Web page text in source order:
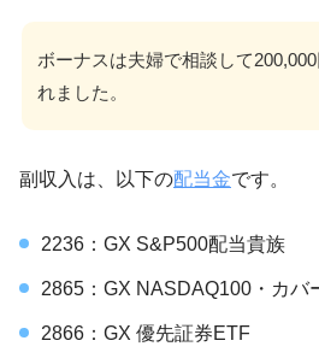
ボーナスは夫婦で相談して
れました。
副収入は、以下の配当金です。
2236：GX S&P500配当貴族
2865：GX NASDAQ100・カバ
2866：GX 優先証券ETF